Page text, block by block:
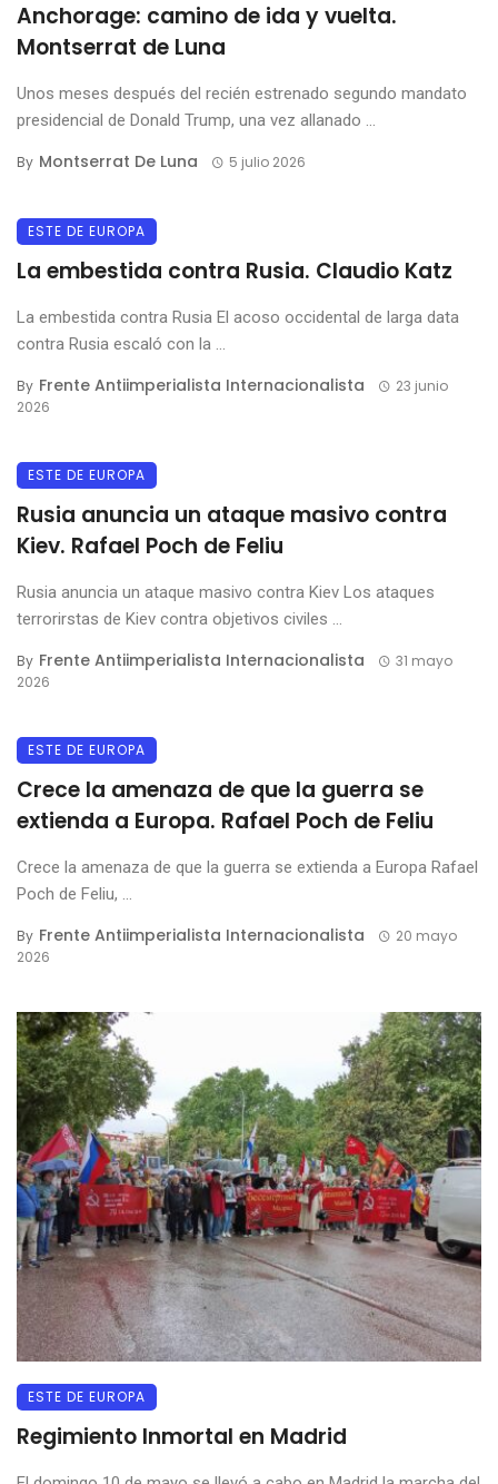
Anchorage: camino de ida y vuelta.
Montserrat de Luna
Unos meses después del recién estrenado segundo mandato
presidencial de Donald Trump, una vez allanado ...
By Montserrat De Luna 5 julio 2026
ESTE DE EUROPA
La embestida contra Rusia. Claudio Katz
La embestida contra Rusia El acoso occidental de larga data
contra Rusia escaló con la ...
By Frente Antiimperialista Internacionalista
23 junio
2026
ESTE DE EUROPA
Rusia anuncia un ataque masivo contra
Kiev. Rafael Poch de Feliu
Rusia anuncia un ataque masivo contra Kiev Los ataques
terrorirstas de Kiev contra objetivos civiles ...
By Frente Antiimperialista Internacionalista
31 mayo
2026
ESTE DE EUROPA
Crece la amenaza de que la guerra se
extienda a Europa. Rafael Poch de Feliu
Crece la amenaza de que la guerra se extienda a Europa Rafael
Poch de Feliu, ...
By Frente Antiimperialista Internacionalista
20 mayo
2026
ESTE DE EUROPA
Regimiento Inmortal en Madrid